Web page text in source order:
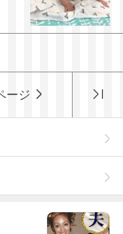
ージ